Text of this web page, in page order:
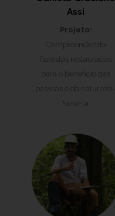
Assi
Projeto:
Compreendendo
florestas restauradas
para o benefício das
pessoas e da natureza -
NewFor